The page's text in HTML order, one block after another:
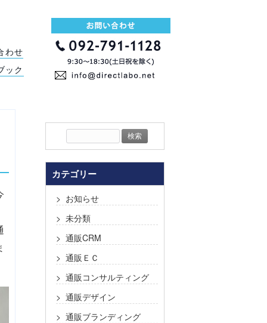
わせ
ック
検
索:
カテゴリー
お知らせ
未分類
通販CRM
通販ＥＣ
通販コンサルティング
通販デザイン
通販ブランディング